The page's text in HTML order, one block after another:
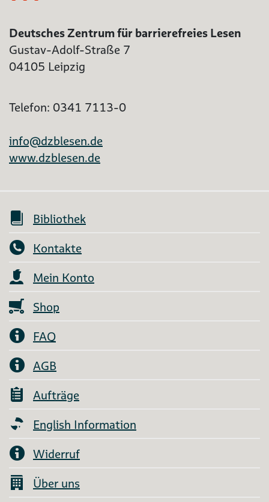
Deutsches Zentrum für barrierefreies Lesen
Gustav-Adolf-Straße 7
04105 Leipzig
Telefon: 0341 7113-0
info@dzblesen.de
www.dzblesen.de
Bibliothek
Kontakte
Mein Konto
Shop
FAQ
AGB
Aufträge
English Information
Widerruf
Über uns